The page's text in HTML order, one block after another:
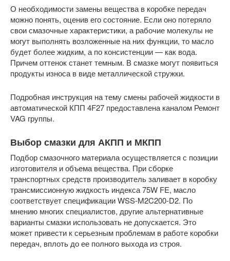
О необходимости замены вещества в коробке передач
можно понять, оценив его состояние. Если оно потеряло
свои смазочные характеристики, а рабочие молекулы не
могут выполнять возложенные на них функции, то масло
будет более жидким, а по консистенции — как вода.
Причем оттенок станет темным. В смазке могут появиться
продукты износа в виде металлической стружки.
Подробная инструкция на тему смены рабочей жидкости в
автоматической КПП 4F27 предоставлена каналом Ремонт
VAG группы.
Выбор смазки для АКПП и МКПП
Подбор смазочного материала осуществляется с позиции
изготовителя и объема вещества. При сборке
транспортных средств производитель заливает в коробку
трансмиссионную жидкость индекса 75W FE, масло
соответствует спецификации WSS-M2C200-D2. По
мнению многих специалистов, другие альтернативные
варианты смазки использовать не допускается. Это
может привести к серьезным проблемам в работе коробки
передач, вплоть до ее полного выхода из строя.